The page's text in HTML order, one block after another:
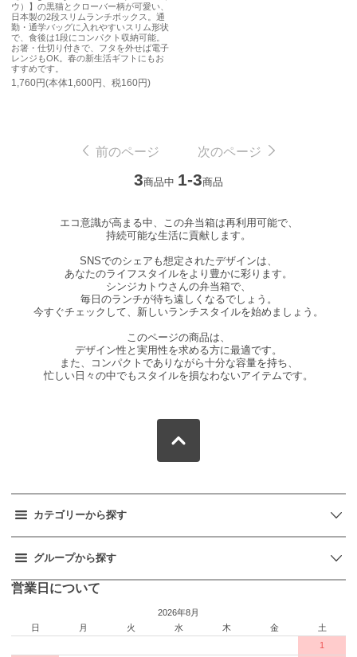
ウ）】の黒猫とクローバー柄が可愛い、
日本製の2段スリムランチボックス。通
勤・通学バッグに入れやすいスリム形状
で、食後は1段にコンパクト収納可能。
お箸・仕切り付きで、フタを外せば電子
レンジもOK。春の新生活ギフトにもお
すすめです。
1,760円(本体1,600円、税160円)
前のページ 次のページ
3商品中 1-3商品
エコ意識が高まる中、この弁当箱は再利用可能で、
持続可能な生活に貢献します。
SNSでのシェアも想定されたデザインは、
あなたのライフスタイルをより豊かに彩ります。
シンジカトウさんの弁当箱で、
毎日のランチが待ち遠しくなるでしょう。
今すぐチェックして、新しいランチスタイルを始めましょう。
このページの商品は、
デザイン性と実用性を求める方に最適です。
また、コンパクトでありながら十分な容量を持ち、
忙しい日々の中でもスタイルを損なわないアイテムです。
カテゴリーから探す
グループから探す
営業日について
2026年8月
日
月 火 水 木 金
土
1